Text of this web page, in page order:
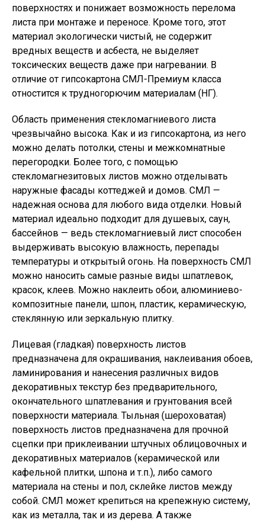
поверхностях и понижает возможность перелома
листа при монтаже и переносе. Кроме того, этот
материал экологически чистый, не содержит
вредных веществ и асбеста, не выделяет
токсических веществ даже при нагревании. В
отличие от гипсокартона СМЛ-Премиум класса
отностится к трудногорючим материалам (НГ).
Область применения стекломагниевого листа
чрезвычайно высока. Как и из гипсокартона, из него
можно делать потолки, стены и межкомнатные
перегородки. Более того, с помощью
стекломагнезитовых листов можно отделывать
наружные фасады коттеджей и домов. СМЛ —
надежная основа для любого вида отделки. Новый
материал идеально подходит для душевых, саун,
бассейнов — ведь стекломагниевый лист способен
выдерживать высокую влажность, перепады
температуры и открытый огонь. На поверхность СМЛ
можно наносить самые разные виды шпатлевок,
красок, клеев. Можно наклеить обои, алюминиево-
композитные панели, шпон, пластик, керамическую,
стеклянную или зеркальную плитку.
Лицевая (гладкая) поверхность листов
предназначена для окрашивания, наклеивания обоев,
ламинирования и нанесения различных видов
декоративных текстур без предварительного,
окончательного шпатлевания и грунтования всей
поверхности материала. Тыльная (шероховатая)
поверхность листов предназначена для прочной
сцепки при приклеивании штучных облицовочных и
декоративных материалов (керамической или
кафельной плитки, шпона и т.п.), либо самого
материала на стены и пол, склейке листов между
собой. СМЛ может крепиться на крепежную систему,
как из металла, так и из дерева. А также